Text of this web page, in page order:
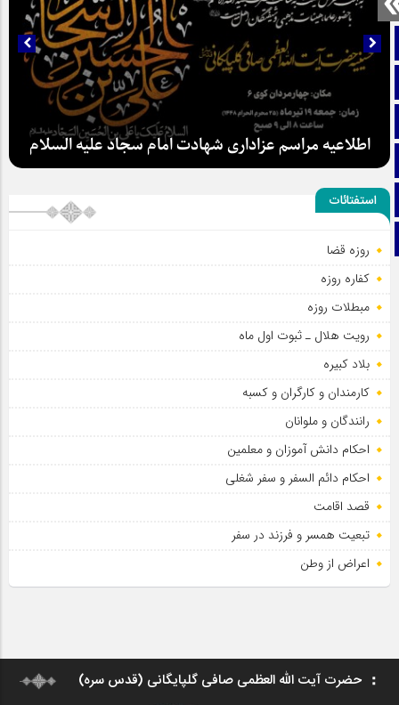
صفحه نخست
آپارات
اینستاگرام
اطلاعیه مراسم عزاداری شهادت امام سجاد علیه السلام
استفتائات
روزه قضا
کفاره روزه
مبطلات روزه
رویت هلال ـ ثبوت اول ماه
بلاد کبیره
کارمندان و کارگران و کسبه
رانندگان و ملوانان
احکام دانش آموزان و معلمین
احکام دائم السفر و سفر شغلی
قصد اقامت
تبعیت همسر و فرزند در سفر
اعراض از وطن
حضرت آیت الله العظمی صافی گلپایگانی (قدس سره)